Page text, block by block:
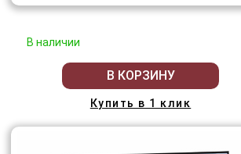
В наличии
В КОРЗИНУ
Купить в 1 клик